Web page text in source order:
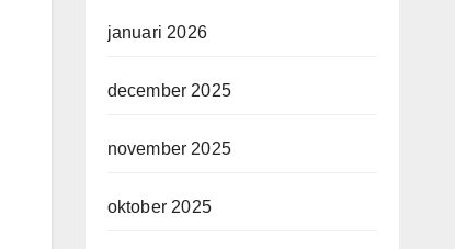
januari 2026
december 2025
november 2025
oktober 2025